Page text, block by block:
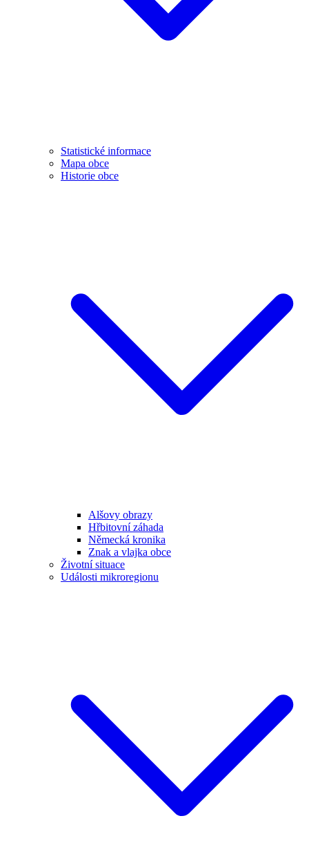
Statistické informace
Mapa obce
Historie obce
Alšovy obrazy
Hřbitovní záhada
Německá kronika
Znak a vlajka obce
Životní situace
Události mikroregionu